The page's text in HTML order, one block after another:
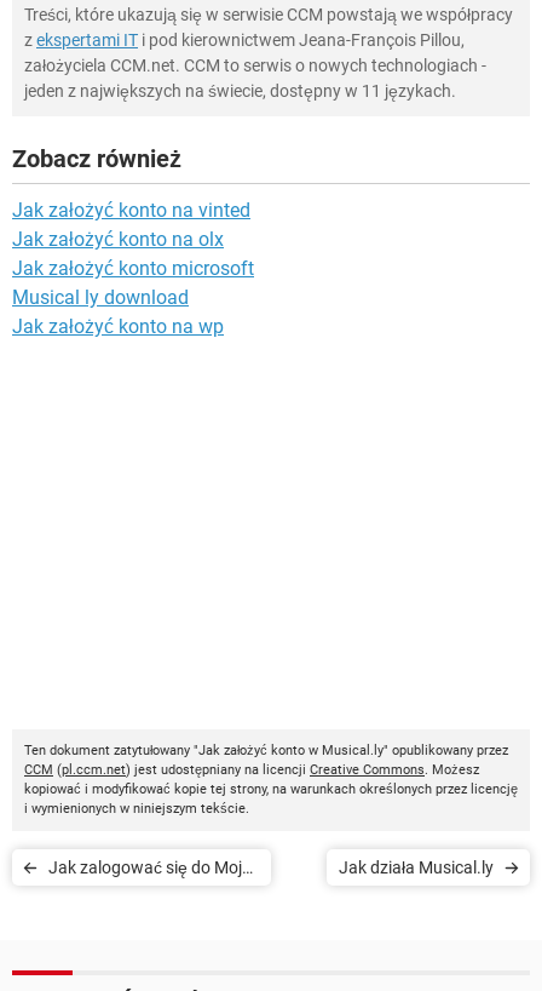
Treści, które ukazują się w serwisie CCM powstają we współpracy
zekspertami IT i pod kierownictwem Jeana-François Pillou,
założyciela CCM.net. CCM to serwis o nowych technologiach -
jeden z największych na świecie, dostępny w 11 językach.
Zobacz również
Jak założyć konto na vinted
Jak założyć konto na olx
Jak założyć konto microsoft
Musical ly download
Jak założyć konto na wp
Ten dokument zatytułowany "Jak założyć konto w Musical.ly" opublikowany przez
CCM (pl.ccm.net) jest udostępniany na licencji Creative Commons. Możesz
kopiować i modyfikować kopie tej strony, na warunkach określonych przez licencję
i wymienionych w niniejszym tekście.
Jak zalogować się do Moje
Jak działa Musical.ly